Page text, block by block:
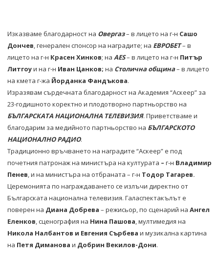
Изказваме благодарност на Овергаз– в лицето на г-н Сашо
Дончев, генерален спонсор на наградите; на ЕВРОБЕТ– в
лицето на г-н Красен Хинков; на AES– в лицето на г-н Питър
Литгоуи на г-н Иван Цанков; на Столична община– в лицето
на кмета г-жа Йорданка Фандъкова.
Изразявам сърдечната благодарност на Академия “Аскеер” за
23-годишното коректно и плодотворно партньорство на
БЪЛГАРСКАТА НАЦИОНАЛНА ТЕЛЕВИЗИЯ. Приветстваме и
благодарим за медийното партньорство на БЪЛГАРСКОТО
НАЦИОНАЛНО РАДИО.
Традиционно връчването на наградите “Аскеер” е под
почетния патронаж на министъра на културата – г-н Владимир
Пенев, и на министъра на отбраната – г-н Тодор Тагарев.
Церемонията по награждаването се излъчи директно от
Българската национална телевизия. Галаспектакълът е
поверен на Диана Добрева – режисьор, по сценарий на Ангел
Еленков,сценография на Нина Пашова, мултимедия на
Никола Налбантов и Евгения Сърбева и музикална картина
на Петя Диманова и Добрин Векилов-Дони.